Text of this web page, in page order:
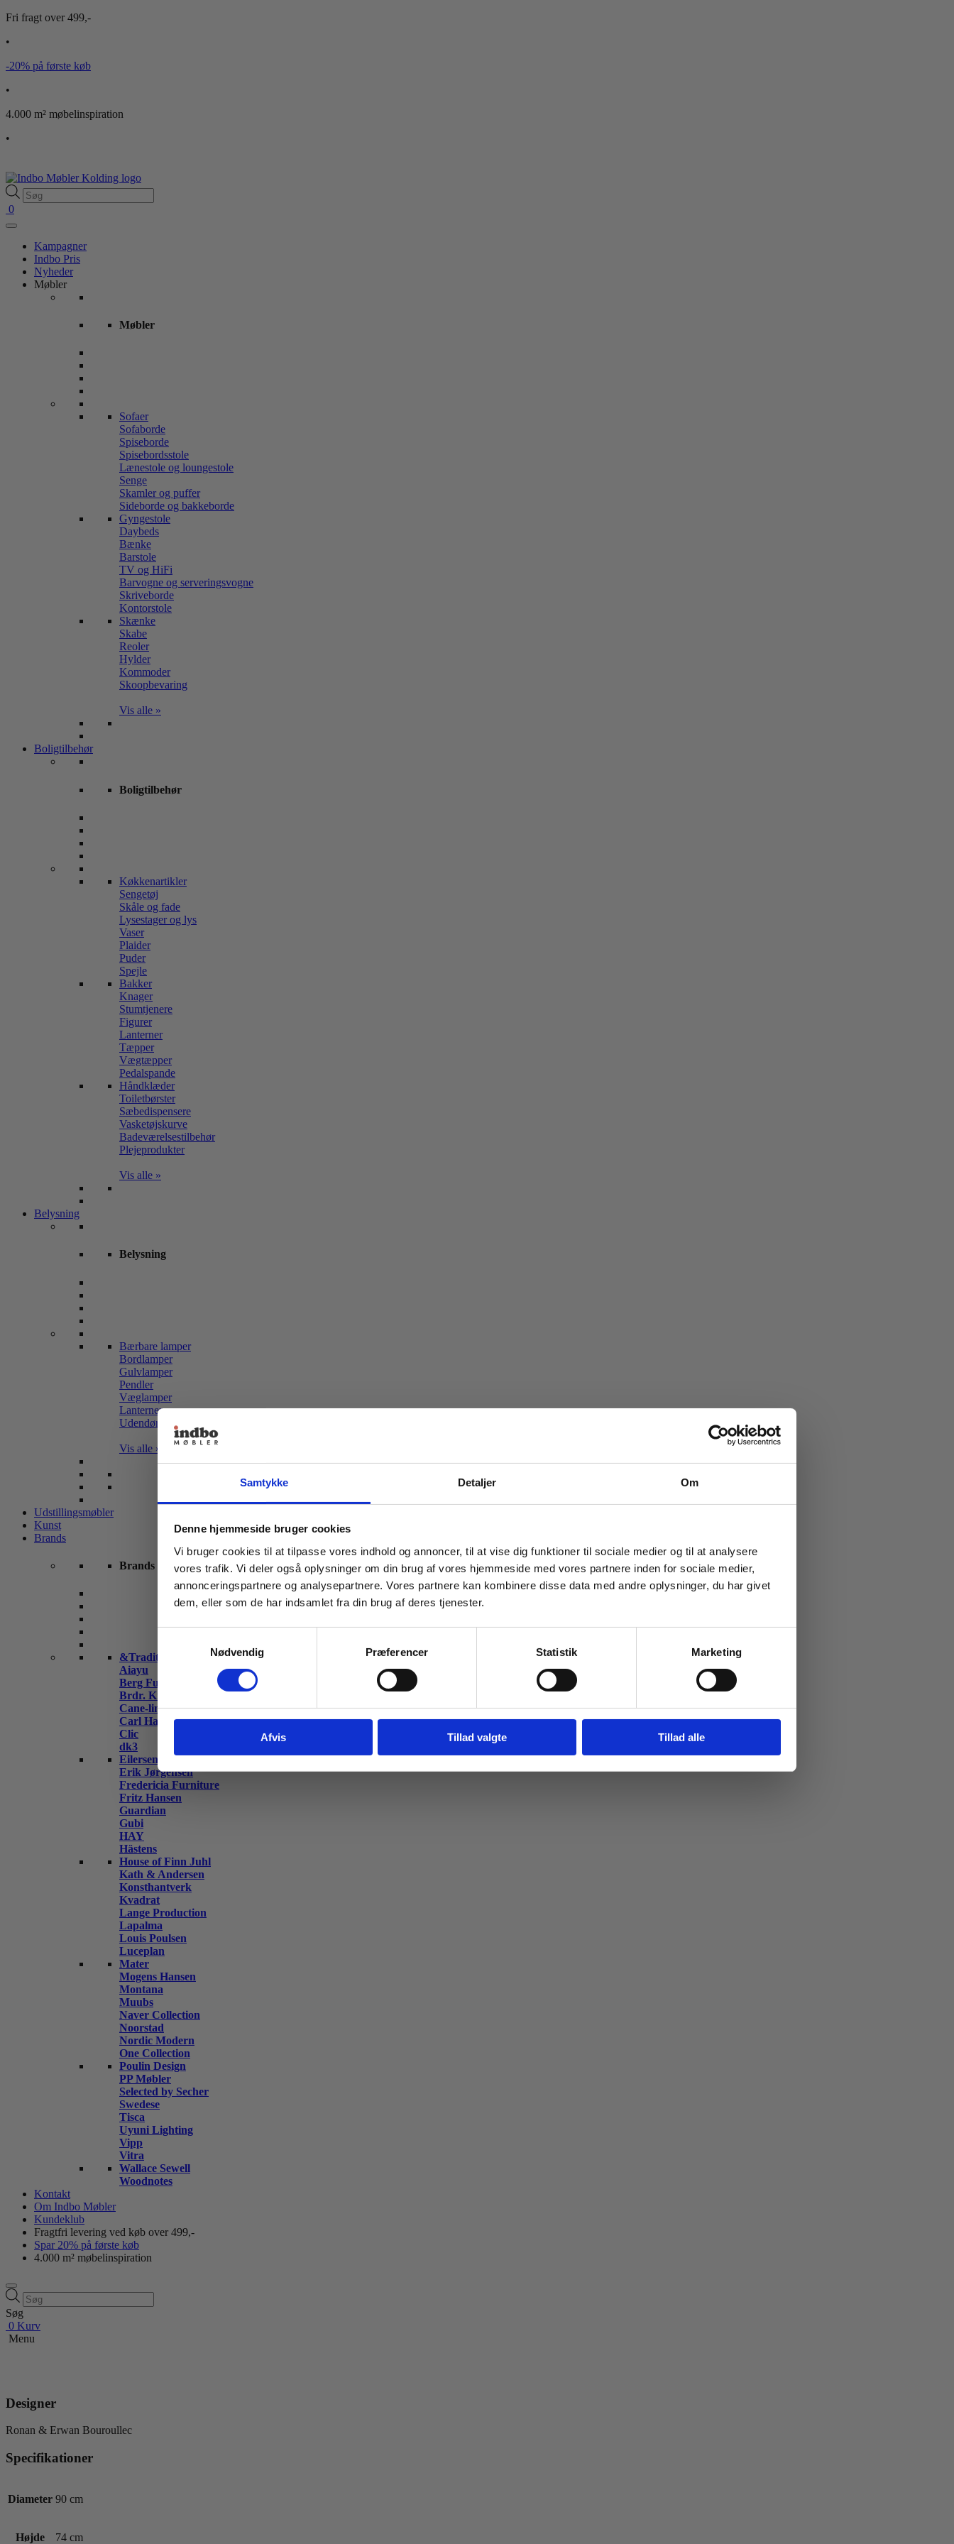
Samtykke Detaljer Om
Denne hjemmeside bruger cookies
Vi bruger cookies til at tilpasse vores indhold og annoncer, til at vise dig funktioner til sociale medier og til at analysere
vores trafik. Vi deler også oplysninger om din brug af vores hjemmeside med vores partnere inden for sociale medier,
annonceringspartnere og analysepartnere. Vores partnere kan kombinere disse data med andre oplysninger, du har givet
dem, eller som de har indsamlet fra din brug af deres tjenester.
Nødvendig
Præferencer Statistik Marketing
Afvis Tillad valgte Tillad alle
Fri fragt over 499,-
•
-20% på første køb
•
4.000 m² møbelinspiration
•
Products
search
0
Kampagner
Indbo Pris
Nyheder
Møbler
Møbler
Sofaer
Sofaborde
Spiseborde
Spisebordsstole
Lænestole og loungestole
Senge
Skamler og puffer
Sideborde og bakkeborde
Gyngestole
Daybeds
Bænke
Barstole
TV og HiFi
Barvogne og serveringsvogne
Skriveborde
Kontorstole
Skænke
Skabe
Reoler
Hylder
Kommoder
Skoopbevaring
Vis alle »
Boligtilbehør
Boligtilbehør
Køkkenartikler
Sengetøj
Skåle og fade
Lysestager og lys
Vaser
Plaider
Puder
Spejle
Bakker
Knager
Stumtjenere
Figurer
Lanterner
Tæpper
Vægtæpper
Pedalspande
Håndklæder
Toiletbørster
Sæbedispensere
Vasketøjskurve
Badeværelsestilbehør
Plejeprodukter
Vis alle »
Belysning
Belysning
Bærbare lamper
Bordlamper
Gulvlamper
Pendler
Væglamper
Lanterner
Udendørslamper
Vis alle »
Udstillingsmøbler
Kunst
Brands
Brands
&Tradition
Aiayu
Berg Furniture
Brdr. Krüger
Cane-line
Carl Hansen & Søn
Clic
dk3
Eilersen
Erik Jørgensen
Fredericia Furniture
Fritz Hansen
Guardian
Gubi
HAY
Hästens
House of Finn Juhl
Kath & Andersen
Konsthantverk
Kvadrat
Lange Production
Lapalma
Louis Poulsen
Luceplan
Mater
Mogens Hansen
Montana
Muubs
Naver Collection
Noorstad
Nordic Modern
One Collection
Poulin Design
PP Møbler
Selected by Secher
Swedese
Tisca
Uyuni Lighting
Vipp
Vitra
Wallace Sewell
Woodnotes
Kontakt
Om Indbo Møbler
Kundeklub
Fragtfri levering ved køb over 499,-
Spar 20% på første køb
4.000 m² møbelinspiration
Products
search
Søg
0 Kurv
Menu
Designer
Ronan & Erwan Bouroullec
Specifikationer
Diameter 90 cm
Højde 74 cm
Spar 20% på dit første køb
Bliv medlem af Indbo Møblers kundeklub!
invitationer til eksklusive events.
her
Navn
Jeg springer over